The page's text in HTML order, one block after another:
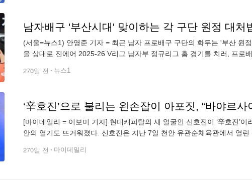
남자배구 '부산시대' 맞이하는 각 구단 원정 대처
(서울=뉴스1) 안영준 기자 = 최근 남자 프로배구 구단의 화두는 '부산 원
을 상대로 진에어 2025-26 V리그 남자부 정규리그 홈 경기를 치러, 프로
270일 전 뉴스1
‘辛호진’으로 불리는 왼손잡이 아포짓, “바야르
[마이데일리 = 이보미 기자] 현대캐피탈의 새 얼굴인 신호진이 ‘辛호진’
안의 열기도 뜨거워졌다. 신호진은 지난 7일 천안 유관순체육관에서 열
270일 전 마이데일리